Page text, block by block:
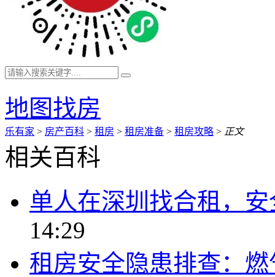
地图找房
乐有家 > 房产百科 > 租房 > 租房准备 > 租房攻略 > 正文
相关百科
单人在深圳找合租，
14:29
租房安全隐患排查：